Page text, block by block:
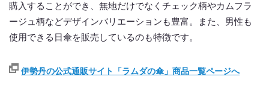
購入することができ、無地だけでなくチェック柄やカムフラ
ージュ柄などデザインバリエーションも豊富。また、男性も
使用できる日傘を販売しているのも特徴です。
伊勢丹の公式通販サイト「ラムダの傘」商品一覧ページへ